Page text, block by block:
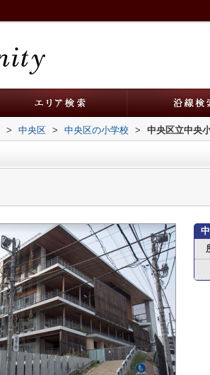
> 中央区 > 中央区の小学校 > 中央区立中央